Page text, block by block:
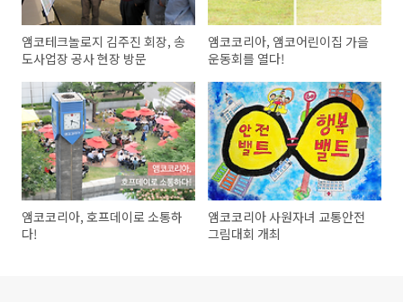
앰코테크놀로지 김주진 회장, 송
도사업장 공사 현장 방문
앰코코리아, 앰코어린이집 가을
운동회를 열다!
앰코코리아, 호프데이로 소통하
다!
앰코코리아 사원자녀 교통안전
그림대회 개최